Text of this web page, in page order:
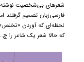
شعرهای بی‌شخصیت نوشته:
فارسی‌زبان تصمیم گرفتند
لحظه‌ای که آوردن
که حالا شعر یک شاعر را